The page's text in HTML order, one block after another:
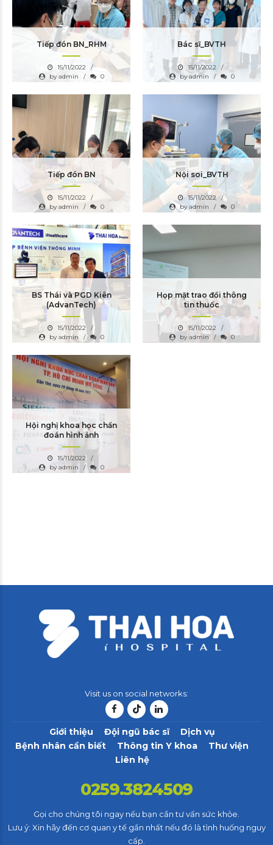
Tiếp đón BN_RHM
15/11/2022
by admin
0
Bác sĩ_BVTH
15/11/2022
by admin
0
Tiếp đón BN
15/11/2022
by admin
0
Nội soi_BVTH
15/11/2022
by admin
0
BS Thái và PGD Kiên
(AdvanTech)
15/11/2022
by admin
0
Họp mặt trao đổi thông
tin thuốc
15/11/2022
by admin
0
Hội nghị khoa học chẩn
đoán hình ảnh
15/11/2022
by admin
0
Visit us on social networks:
Giới thiệu Đội ngũ bác sĩ
Dịch vụ
Bệnh nhân cần biết
Thông tin Y khoa
Thư viện
Liên hệ
0259.3824509
Gọi cho chúng tôi ngay nếu bạn cần tư vấn sức khỏe.
Lưu ý: Xin hãy đến cơ quan y tế gần nhất nếu đó là tình huống nguy
cấp.